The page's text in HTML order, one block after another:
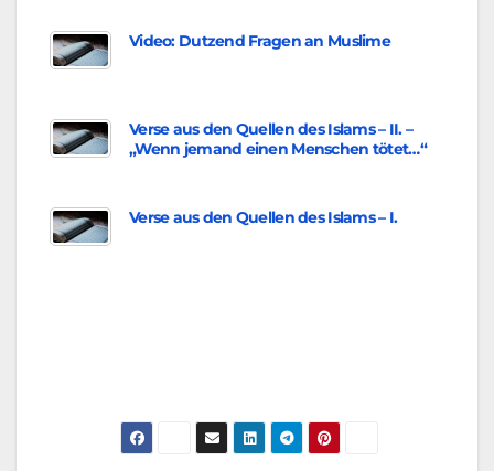
Video: Dutzend Fragen an Muslime
Verse aus den Quellen des Islams – II. –
„Wenn jemand einen Menschen tötet…“
Verse aus den Quellen des Islams – I.